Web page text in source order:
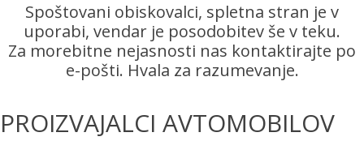
Spoštovani obiskovalci, spletna stran je v
uporabi, vendar je posodobitev še v teku.
Za morebitne nejasnosti nas kontaktirajte po
e-pošti. Hvala za razumevanje.
PROIZVAJALCI AVTOMOBILOV